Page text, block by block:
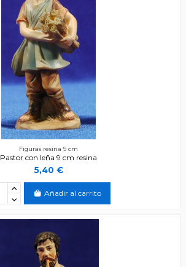
Figuras resina 9 cm
Pastor con leña 9 cm resina
5,40 €
Añadir al carrito